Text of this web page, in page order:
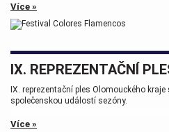
Více »
IX. reprezentační ples Olomouckého
společenskou událostí sezóny.
Více »